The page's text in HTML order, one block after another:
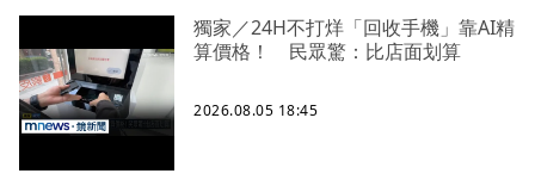
獨家／24H不打烊「回收手機」靠AI精
算價格！ 民眾驚：比店面划算
2026.08.05 18:45